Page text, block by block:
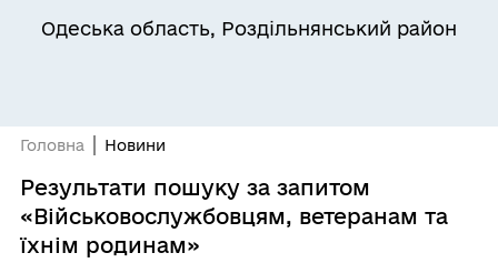
Одеська область, Роздільнянський район
Головна Новини
Результати пошуку за запитом
«Військовослужбовцям, ветеранам та
їхнім родинам»